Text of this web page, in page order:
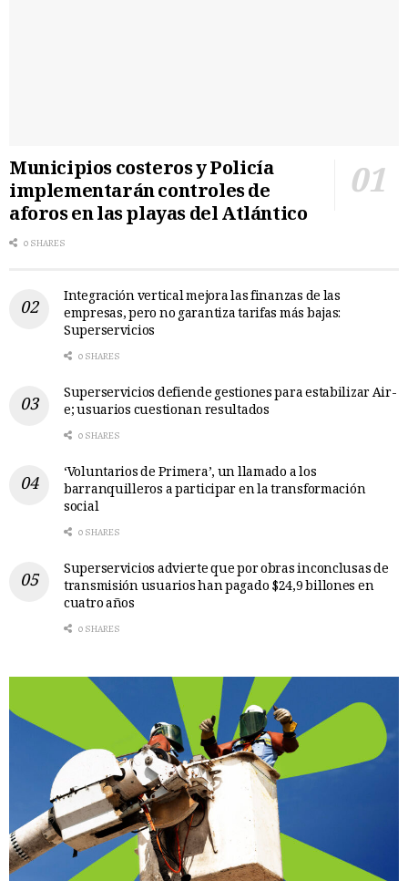
Municipios costeros y Policía
implementarán controles de
aforos en las playas del Atlántico
0 SHARES
Integración vertical mejora las finanzas de las
empresas, pero no garantiza tarifas más bajas:
Superservicios
0 SHARES
Superservicios defiende gestiones para estabilizar Air-
e; usuarios cuestionan resultados
0 SHARES
‘Voluntarios de Primera’, un llamado a los
barranquilleros a participar en la transformación
social
0 SHARES
Superservicios advierte que por obras inconclusas de
transmisión usuarios han pagado $24,9 billones en
cuatro años
0 SHARES